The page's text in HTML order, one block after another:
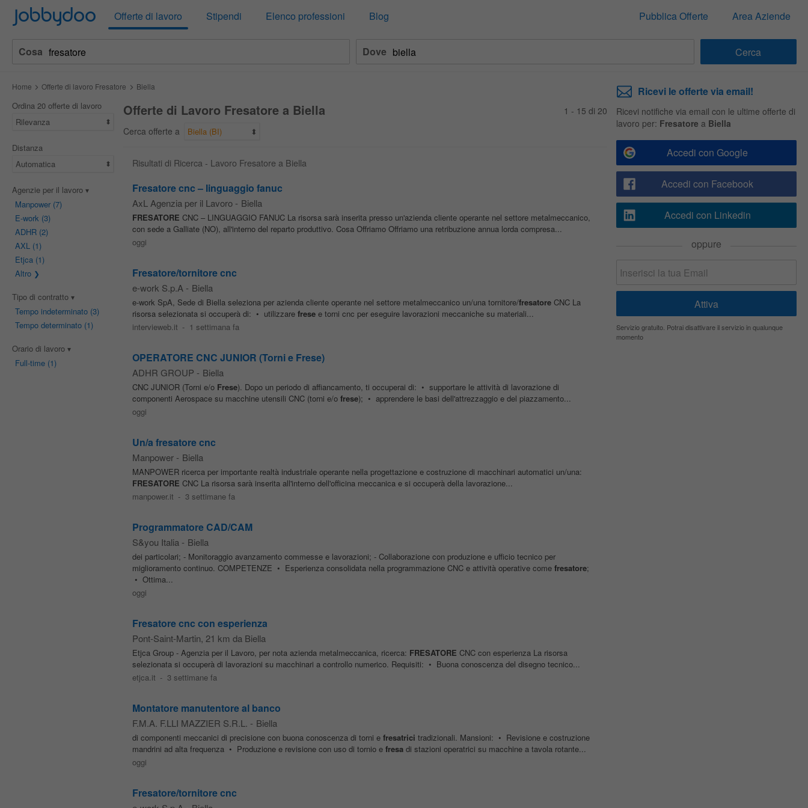
Jobbydoo Offerte di lavoro Stipendi Elenco professioni Blog Pubblica Offerte Area Aziende
Cosa Dove
Home Offerte di lavoro Fresatore Biella
Ordina 20 offerte di lavoro
Rilevanza
Distanza
Automatica
Agenzie per il lavoro
Manpower(7)
E-work (3)
ADHR(2)
AXL(1)
Etjca(1)
Altro
Tipo di contratto
Tempo indeterminato(3)
Tempo determinato(1)
Orario di lavoro
Full-time(1)
Offerte di Lavoro Fresatore a Biella
Cerca offerte a Biella (BI)
1 - 15 di 20
Risultati di Ricerca - Lavoro Fresatore a Biella
Fresatore cnc – linguaggio fanuc
AxL Agenzia per il Lavoro - Biella
FRESATORE CNC – LINGUAGGIO FANUC La risorsa sarà inserita presso un'azienda cliente operante nel settore metalmeccanico,
con sede a Galliate (NO), all'interno del reparto produttivo. Cosa Offriamo Offriamo una retribuzione annua lorda compresa...
oggi
Fresatore/tornitore cnc
e-work S.p.A - Biella
e-work SpA, Sede di Biella seleziona per azienda cliente operante nel settore metalmeccanico un/una tornitore/fresatoreCNC La
risorsa selezionata si occuperà di: • utilizzare fresee torni cnc per eseguire lavorazioni meccaniche su materiali...
intervieweb.it - 1 settimana fa
OPERATORE CNC JUNIOR (Torni e Frese)
ADHR GROUP - Biella
CNC JUNIOR (Torni e/o Frese). Dopo un periodo di affiancamento, ti occuperai di: • supportare le attività di lavorazione di
componenti Aerospace su macchine utensili CNC (torni e/o frese); • apprendere le basi dell'attrezzaggio e del piazzamento...
oggi
Un/a fresatore cnc
Manpower - Biella
MANPOWER ricerca per importante realtà industriale operante nella progettazione e costruzione di macchinari automatici un/una:
FRESATORE CNC La risorsa sarà inserita all'interno dell'officina meccanica e si occuperà della lavorazione...
manpower.it - 3 settimane fa
Programmatore CAD/CAM
S&you Italia - Biella
dei particolari; - Monitoraggio avanzamento commesse e lavorazioni; - Collaborazione con produzione e ufficio tecnico per
miglioramento continuo. COMPETENZE • Esperienza consolidata nella programmazione CNC e attività operative come fresatore;
• Ottima...
oggi
Fresatore cnc con esperienza
Pont-Saint-Martin, 21 km da Biella
Etjca Group - Agenzia per il Lavoro, per nota azienda metalmeccanica, ricerca: FRESATORE CNC con esperienza La risorsa
selezionata si occuperà di lavorazioni su macchinari a controllo numerico. Requisiti: • Buona conoscenza del disegno tecnico...
etjca.it - 3 settimane fa
Montatore manutentore al banco
F.M.A. F.LLI MAZZIER S.R.L. - Biella
di componenti meccanici di precisione con buona conoscenza di torni e fresatrici tradizionali. Mansioni: • Revisione e costruzione
mandrini ad alta frequenza • Produzione e revisione con uso di tornio e fresadi stazioni operatrici su macchine a tavola rotante...
oggi
Fresatore/tornitore cnc
Ricevi le offerte via email!
Ricevi notifiche via email con le ultime offerte di
lavoro per: Fresatore a Biella
Accedi con Google
Accedi con Facebook
Accedi con Linkedin
oppure
Servizio gratuito. Potrai disattivare il servizio in qualunque
momento